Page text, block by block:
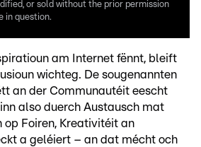
or sold without the prior permission
in question.
am Internet fënnt, bleift
wichteg. De sougenannten
an der Communautéit eescht
also duerch Austausch mat
op Foiren, Kreativitéit an
a geléiert – an dat mécht och